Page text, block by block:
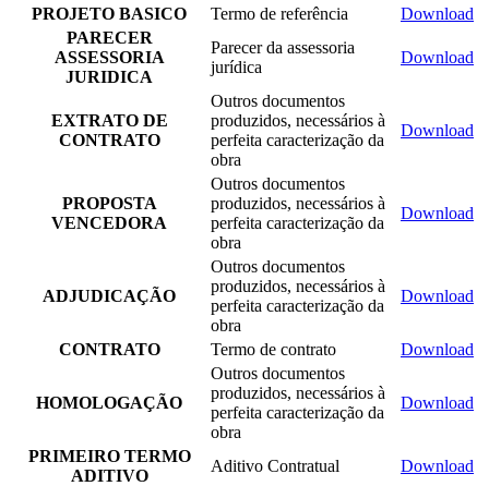
PROJETO BASICO
Termo de referência
Download
PARECER
ASSESSORIA
JURIDICA
Parecer da assessoria
jurídica
Download
EXTRATO DE
CONTRATO
Outros documentos
produzidos, necessários à
perfeita caracterização da
obra
Download
PROPOSTA
VENCEDORA
Outros documentos
produzidos, necessários à
perfeita caracterização da
obra
Download
ADJUDICAÇÃO
Outros documentos
produzidos, necessários à
perfeita caracterização da
obra
Download
CONTRATO Termo de contrato Download
HOMOLOGAÇÃO
Outros documentos
produzidos, necessários à
perfeita caracterização da
obra
Download
PRIMEIRO TERMO
ADITIVO
Aditivo Contratual
Download